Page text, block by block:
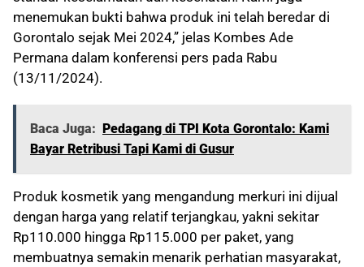
menemukan bukti bahwa produk ini telah beredar di
Gorontalo sejak Mei 2024,” jelas Kombes Ade
Permana dalam konferensi pers pada Rabu
(13/11/2024).
Baca Juga: Pedagang di TPI Kota Gorontalo: Kami
Bayar Retribusi Tapi Kami di Gusur
Produk kosmetik yang mengandung merkuri ini dijual
dengan harga yang relatif terjangkau, yakni sekitar
Rp110.000 hingga Rp115.000 per paket, yang
membuatnya semakin menarik perhatian masyarakat,